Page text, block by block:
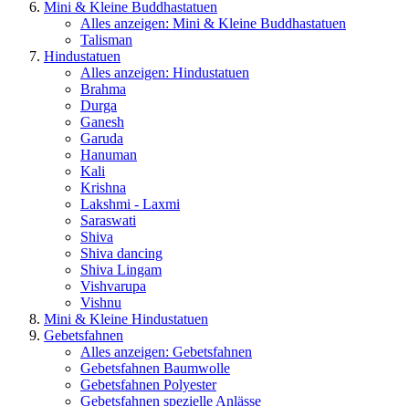
Mini & Kleine Buddhastatuen
Alles anzeigen: Mini & Kleine Buddhastatuen
Talisman
Hindustatuen
Alles anzeigen: Hindustatuen
Brahma
Durga
Ganesh
Garuda
Hanuman
Kali
Krishna
Lakshmi - Laxmi
Saraswati
Shiva
Shiva dancing
Shiva Lingam
Vishvarupa
Vishnu
Mini & Kleine Hindustatuen
Gebetsfahnen
Alles anzeigen: Gebetsfahnen
Gebetsfahnen Baumwolle
Gebetsfahnen Polyester
Gebetsfahnen spezielle Anlässe